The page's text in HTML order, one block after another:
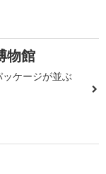
物館
ケージが並ぶ